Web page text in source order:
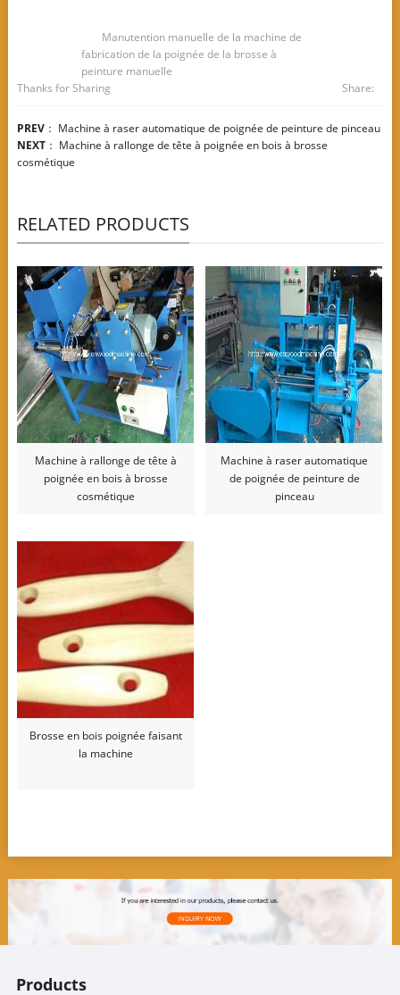
Manutention manuelle de la machine de
fabrication de la poignée de la brosse à
peinture manuelle
Thanks for Sharing
Share:
PREV： Machine à raser automatique de poignée de peinture de pinceau
NEXT： Machine à rallonge de tête à poignée en bois à brosse
cosmétique
RELATED PRODUCTS
Machine à rallonge de tête à
poignée en bois à brosse
cosmétique
Machine à raser automatique
de poignée de peinture de
pinceau
Brosse en bois poignée faisant
la machine
Products